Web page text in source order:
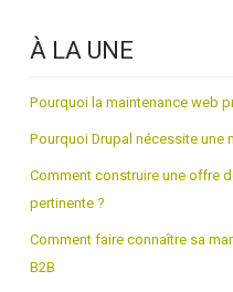
À LA UNE
Pourquoi la maintenance web
Pourquoi Drupal nécessite une
Comment construire une offre
pertinente ?
Comment faire connaître sa
B2B